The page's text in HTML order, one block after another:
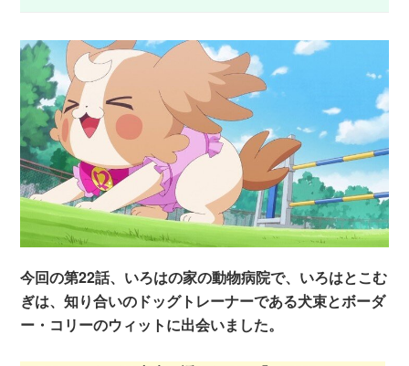
今回の第22話、いろはの家の動物病院で、いろはとこむ
ぎは、知り合いのドッグトレーナーである犬束とボーダ
ー・コリーのウィットに出会いました。